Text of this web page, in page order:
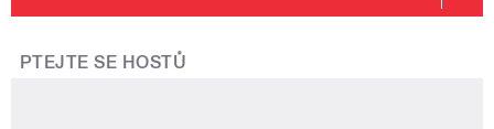
PTEJTE SE HOSTŮ